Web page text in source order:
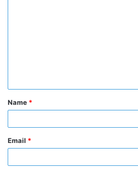
t
*
Name *
Email *